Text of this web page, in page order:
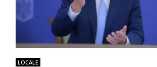
LOCALE